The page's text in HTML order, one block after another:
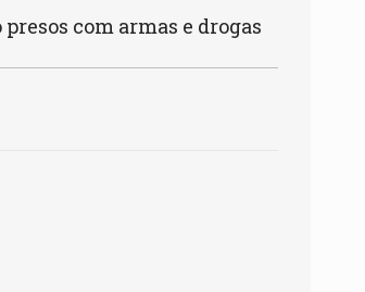
presos com armas e drogas